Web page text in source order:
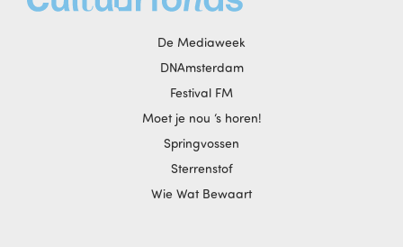
De Mediaweek
DNAmsterdam
Festival FM
Moet je nou ‘s horen!
Springvossen
Sterrenstof
Wie Wat Bewaart